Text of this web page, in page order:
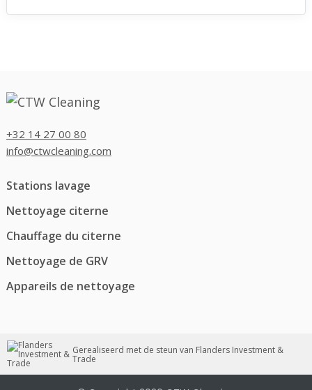
+32 14 27 00 80
info@ctwcleaning.com
Stations lavage
Nettoyage citerne
Chauffage du citerne
Nettoyage de GRV
Appareils de nettoyage
Gerealiseerd met de steun van Flanders Investment &
Trade